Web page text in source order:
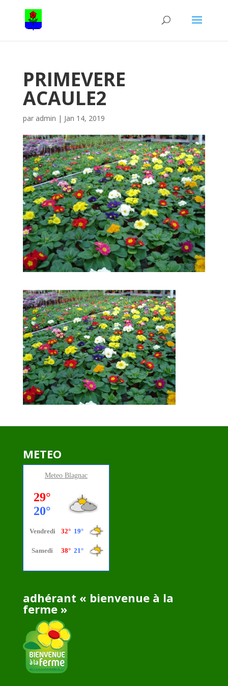
PRIMEVERE
ACAULE2
par admin | Jan 14, 2019
METEO
Meteo Blagnac
adhérant « bienvenue à la
ferme »